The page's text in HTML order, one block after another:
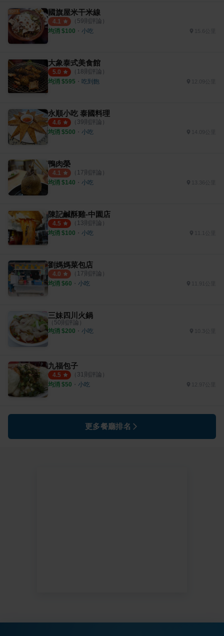
國旗屋米干米線
4.1 （ 59則評論）
均消 $100 ・ 小吃 15.6公里
大象泰式美食館
5.0 （ 18則評論）
均消 $595 ・ 吃到飽 12.09公里
永順小吃 泰國料理
4.6 （ 39則評論）
均消 $500 ・ 小吃 14.09公里
鴨肉榮
4.1 （ 17則評論）
均消 $140 ・ 小吃 13.36公里
陳記鹹酥雞-中園店
4.5 （ 13則評論）
均消 $100 ・ 小吃 11.1公里
劉媽媽菜包店
4.0 （ 17則評論）
均消 $60 ・ 小吃 11.91公里
三妹四川火鍋
（ 50則評論）
均消 $200 ・ 小吃 10.3公里
九福包子
4.5 （ 31則評論）
均消 $50 ・ 小吃 12.97公里
更多餐廳排名